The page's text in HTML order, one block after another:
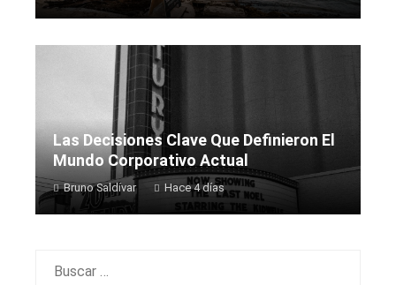
Las Decisiones Clave Que Definieron El
Mundo Corporativo Actual
Bruno Saldívar Hace 4 días